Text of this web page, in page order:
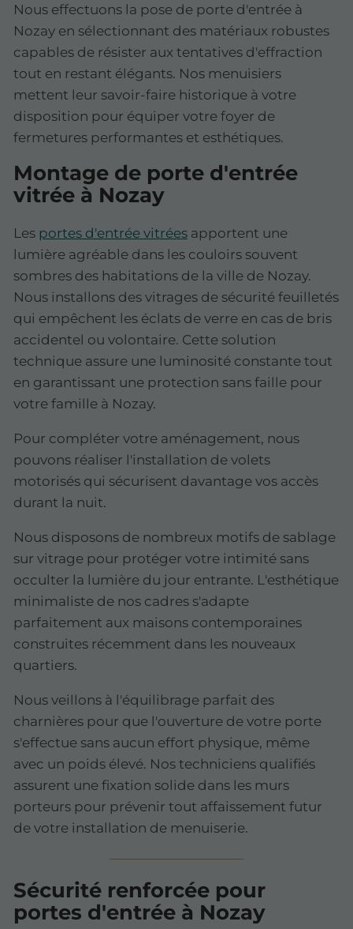
Nous effectuons la pose de porte d'entrée à
Nozay en sélectionnant des matériaux robustes
capables de résister aux tentatives d'effraction
tout en restant élégants. Nos menuisiers
mettent leur savoir-faire historique à votre
disposition pour équiper votre foyer de
fermetures performantes et esthétiques.
Montage de porte d'entrée
vitrée à Nozay
Les portes d'entrée vitrées apportent une
lumière agréable dans les couloirs souvent
sombres des habitations de la ville de Nozay.
Nous installons des vitrages de sécurité feuilletés
qui empêchent les éclats de verre en cas de bris
accidentel ou volontaire. Cette solution
technique assure une luminosité constante tout
en garantissant une protection sans faille pour
votre famille à Nozay.
Pour compléter votre aménagement, nous
pouvons réaliser l'installation de volets
motorisés qui sécurisent davantage vos accès
durant la nuit.
Nous disposons de nombreux motifs de sablage
sur vitrage pour protéger votre intimité sans
occulter la lumière du jour entrante. L'esthétique
minimaliste de nos cadres s'adapte
parfaitement aux maisons contemporaines
construites récemment dans les nouveaux
quartiers.
Nous veillons à l'équilibrage parfait des
charnières pour que l'ouverture de votre porte
s'effectue sans aucun effort physique, même
avec un poids élevé. Nos techniciens qualifiés
assurent une fixation solide dans les murs
porteurs pour prévenir tout affaissement futur
de votre installation de menuiserie.
Sécurité renforcée pour
portes d'entrée à Nozay